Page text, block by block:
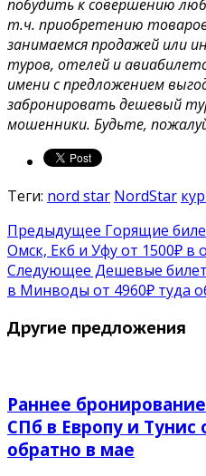
побудить к совершению
т.ч. приобретению
занимаемся продажей или
туров, отелей и
имени с предложением
забронировать дешевый
мошенники. Будьте,
Теги: nord star NordStar
Предыдущее Горящие
Омск, Екб и Уфу от 1500₽ в
Следующее Дешевые
в Минводы от 4960₽ туда
Другие предложения
Раннее
СПб в Европу и Тунис
обратно в мае